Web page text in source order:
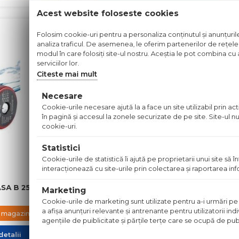
B 25-40
Pret
disponibil
in
magazin
POMPA PROTECT CLASA A 32-
60/180
Pret disponibil in magazin
Acest website foloseste cookies
Folosim cookie-uri pentru a personaliza conținutul și
analiza traficul. De asemenea, le oferim partenerilor de
modul în care folosiți site-ul nostru. Aceștia le pot combina
serviciilor lor.
Citeste mai mult
Necesare
Cookie-urile necesare ajută la a face un site utilizabil prin
în pagină şi accesul la zonele securizate de pe site. Site-ul
cookie-uri.
Statistici
Cookie-urile de statistică îi ajută pe proprietarii unui site să
interacţionează cu site-urile prin colectarea şi raportarea
Marketing
Cookie-urile de marketing sunt utilizate pentru a-i urmări
a afişa anunţuri relevante şi antrenante pentru utilizatorii
agenţiile de puiblicitate şi părţile terţe care se ocupă de